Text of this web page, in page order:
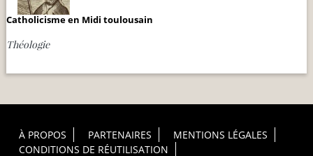
Catholicisme en Midi toulousain
Théologie
Footer Principal
À PROPOS PARTENAIRES
MENTIONS LÉGALES
CONDITIONS DE RÉUTILISATION